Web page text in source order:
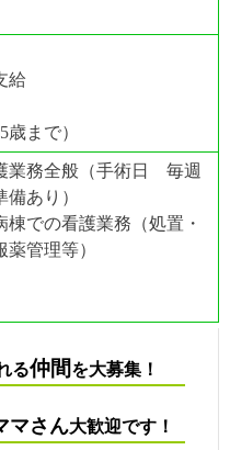
給
まで）
業務全般（手術日 毎週
あり）
での看護業務（処置・
管理等）
る仲間を大募集！
マさん大歓迎です！